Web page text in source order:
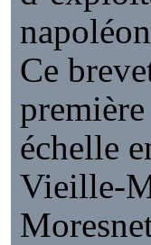
Ce
échelle
Vieille-